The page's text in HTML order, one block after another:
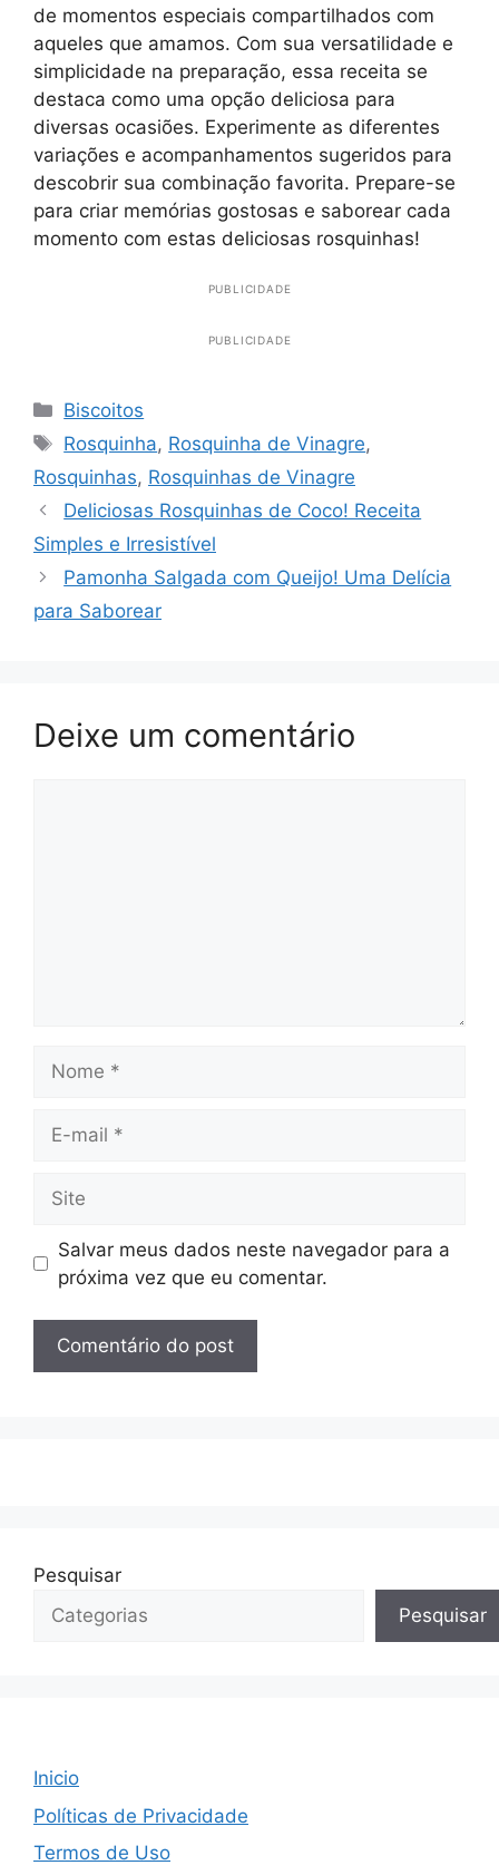
de momentos especiais compartilhados com
aqueles que amamos. Com sua versatilidade e
simplicidade na preparação, essa receita se
destaca como uma opção deliciosa para
diversas ocasiões. Experimente as diferentes
variações e acompanhamentos sugeridos para
descobrir sua combinação favorita. Prepare-se
para criar memórias gostosas e saborear cada
momento com estas deliciosas rosquinhas!
PUBLICIDADE
PUBLICIDADE
Categorias
Biscoitos
Tags
Rosquinha, Rosquinha de Vinagre,
Rosquinhas, Rosquinhas de Vinagre
Deliciosas Rosquinhas de Coco! Receita
Simples e Irresistível
Pamonha Salgada com Queijo! Uma Delícia
para Saborear
Deixe um comentário
mail
Salvar meus dados neste navegador para a
próxima vez que eu comentar.
Pesquisar
Pesquisar
Inicio
Políticas de Privacidade
Termos de Uso